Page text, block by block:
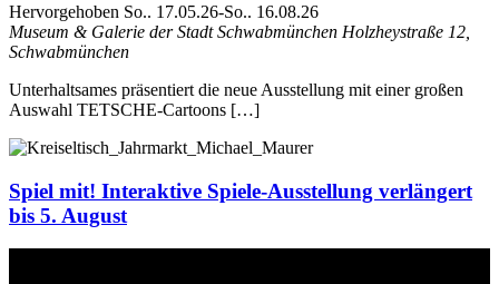
Hervorgehoben So.. 17.05.26-So.. 16.08.26
Museum & Galerie der Stadt Schwabmünchen Holzheystraße 12,
Schwabmünchen
Unterhaltsames präsentiert die neue Ausstellung mit einer großen
Auswahl TETSCHE-Cartoons […]
Spiel mit! Interaktive Spiele-Ausstellung verlängert
bis 5. August